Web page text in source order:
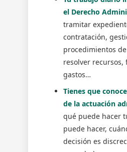
el Derecho
tramitar
contratación,
procedimientos
resolver recursos,
gastos…
Tienes que
de la actuación
qué puede hacer
puede hacer,
decisión es